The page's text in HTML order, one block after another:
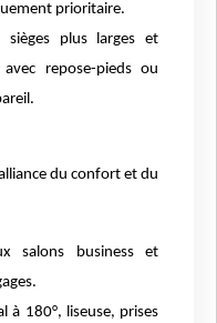
prioritaire.
sièges plus larges et
avec repose-pieds ou
du confort et du
salons business et
à 180°, liseuse, prises